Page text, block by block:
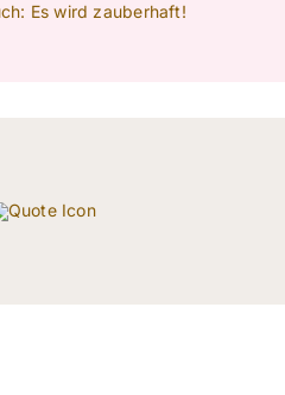
Es wird zauberhaft!